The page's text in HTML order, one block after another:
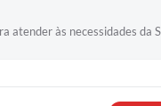
atender às necessidades